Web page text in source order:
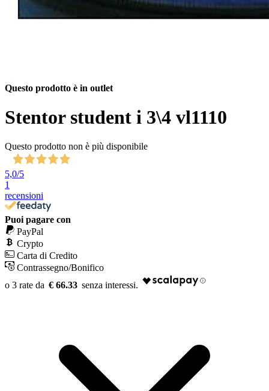
Questo prodotto è in outlet
Stentor student i 3\4 vl1110
Questo prodotto non è più disponibile
5,0/5
1
recensioni
Puoi pagare con
PayPal
Crypto
Carta di Credito
Contrassegno/Bonifico
€ 66.33